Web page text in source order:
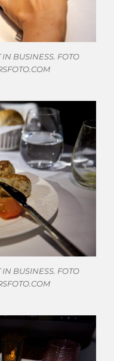
IN BUSINESS. FOTO
IN BUSINESS. FOTO